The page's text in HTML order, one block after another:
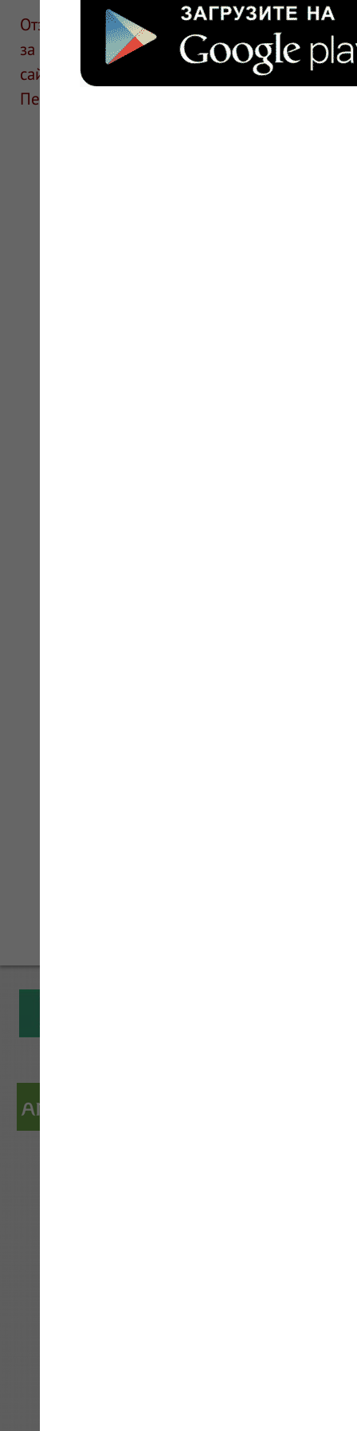
Отзывы размещают посетители сайта.
за информацию в отзывах. Описание
сайте для ознакомления и не является
Перед применением необходима